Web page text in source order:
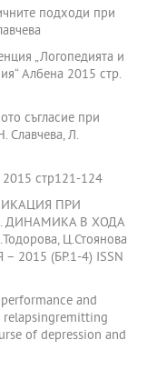
подходи при
„Логопедията и
Албена 2015 стр.
съгласие при
Славчева, Л.
2015 стр121-124
ПРИ
ДИНАМИКА В ХОДА
Ц.Стоянова
(БР.1-4) ISSN
and
of depression and